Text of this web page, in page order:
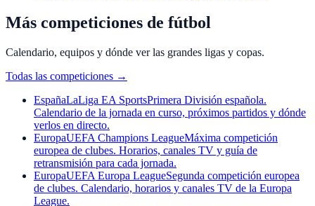
Más competiciones de fútbol
Calendario, equipos y dónde ver las grandes ligas y copas.
Todas las competiciones →
EspañaLaLiga EA SportsPrimera División española.
Calendario de la jornada en curso, próximos partidos y dónde
verlos en directo.
EuropaUEFA Champions LeagueMáxima competición
europea de clubes. Horarios, canales TV y guía de
retransmisión para cada jornada.
EuropaUEFA Europa LeagueSegunda competición europea
de clubes. Calendario, horarios y canales TV de la Europa
League.